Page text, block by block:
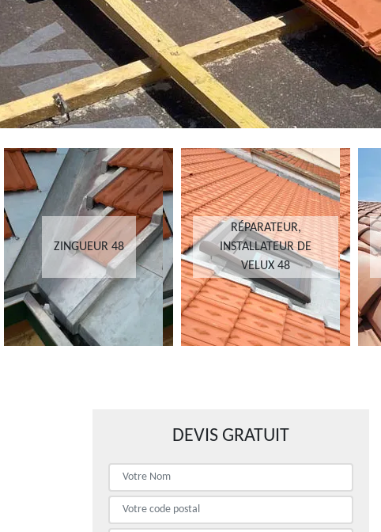
ZINGUEUR 48
RÉPARATEUR,
INSTALLATEUR DE
VELUX 48
DEVIS GRATUIT